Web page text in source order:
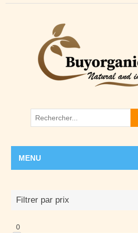
MENU
Filtrer par prix
0